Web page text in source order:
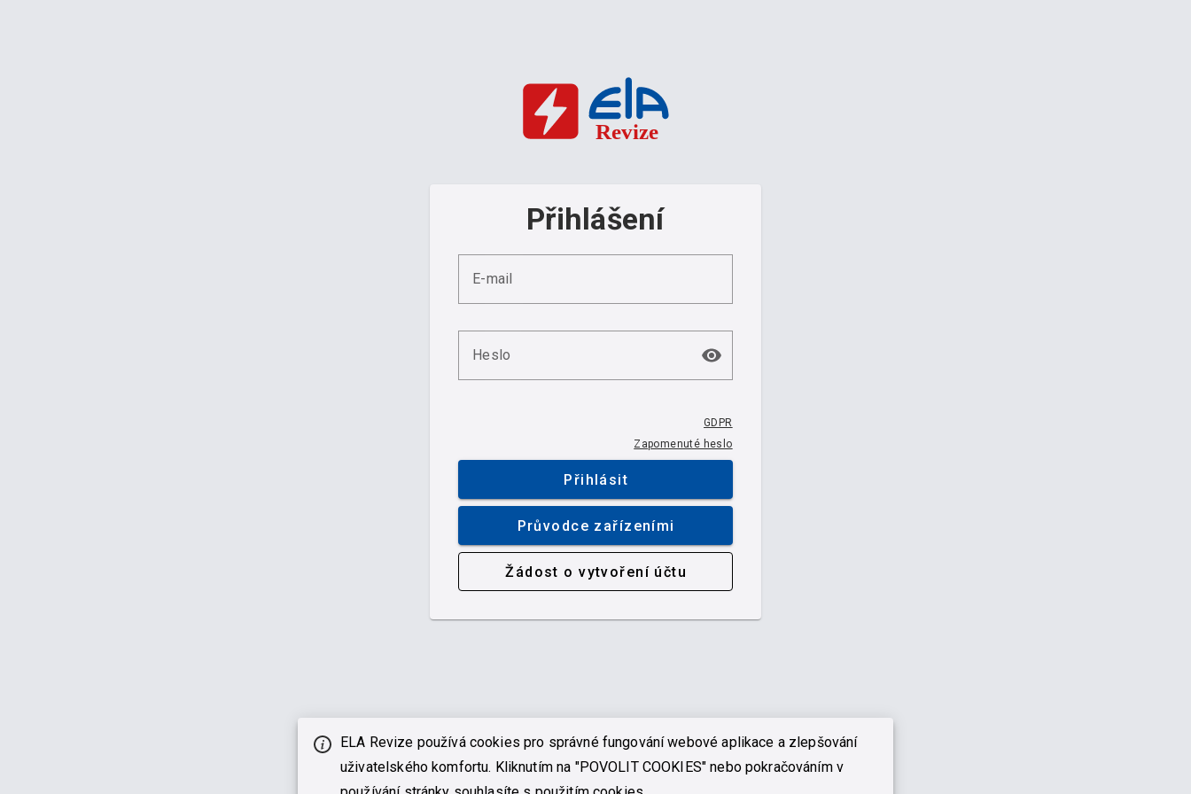
Přihlášení
E-mail
Heslo
GDPR
Zapomenuté heslo
Přihlásit
Průvodce zařízeními
Žádost o vytvoření účtu
ELA Revize používá cookies pro správné fungování webové aplikace a zlepšování
uživatelského komfortu. Kliknutím na "POVOLIT COOKIES" nebo pokračováním v